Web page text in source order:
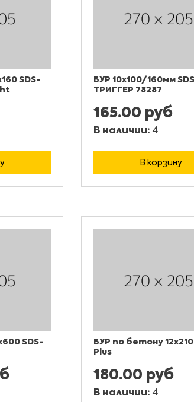
SDS-
БУР 10х100/160мм
ТРИГГЕР 78287
165.00 руб
В наличии: 4
В корзину
SDS-
БУР по бетону 12x210
Plus
180.00 руб
В наличии: 4